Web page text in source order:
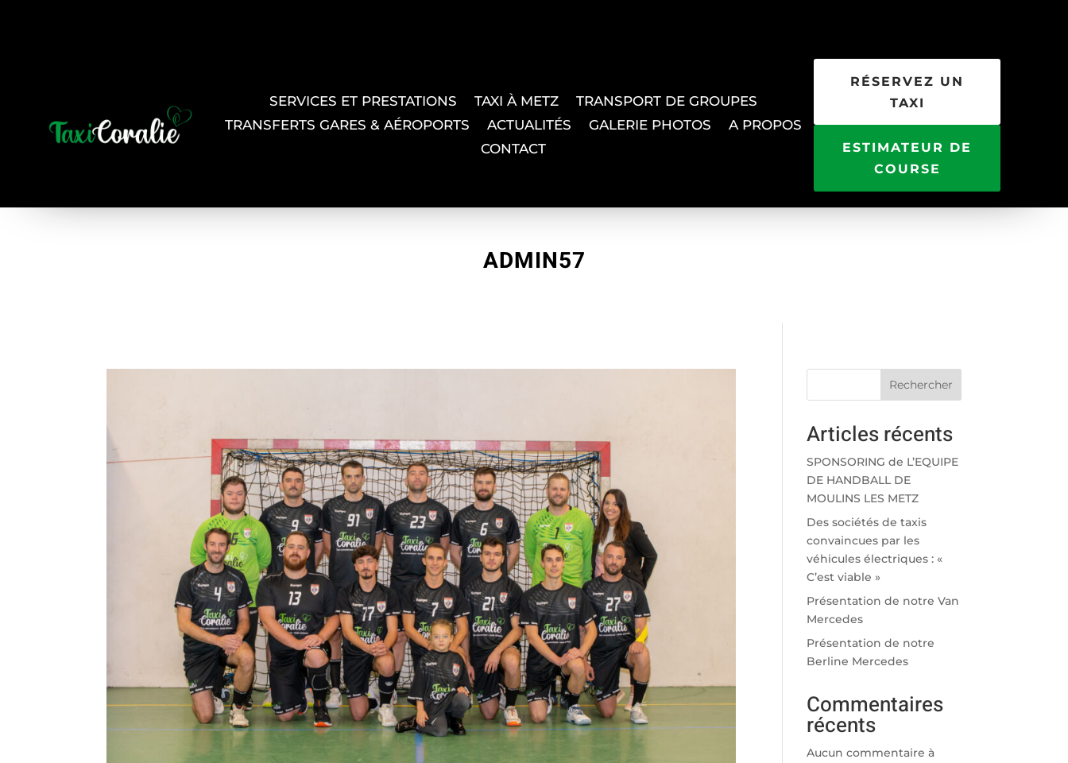
SERVICES ET PRESTATIONS TAXI À METZ
TRANSPORT DE GROUPES
TRANSFERTS GARES & AÉROPORTS
ACTUALITÉS GALERIE PHOTOS
A PROPOS
CONTACT
RÉSERVEZ UN
TAXI
ESTIMATEUR DE
COURSE
ADMIN57
Rechercher
Articles récents
SPONSORING de L’EQUIPE
DE HANDBALL DE
MOULINS LES METZ
Des sociétés de taxis
convaincues par les
véhicules électriques : «
C’est viable »
Présentation de notre Van
Mercedes
Présentation de notre
Berline Mercedes
Commentaires
récents
Aucun commentaire à